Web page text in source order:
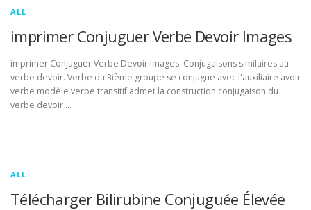
ALL
imprimer Conjuguer Verbe Devoir Images
imprimer Conjuguer Verbe Devoir Images. Conjugaisons similaires au
verbe devoir. Verbe du 3ième groupe se conjugue avec l'auxiliaire avoir
verbe modèle verbe transitif admet la construction conjugaison du
verbe devoir …
ALL
Télécharger Bilirubine Conjuguée Élevée